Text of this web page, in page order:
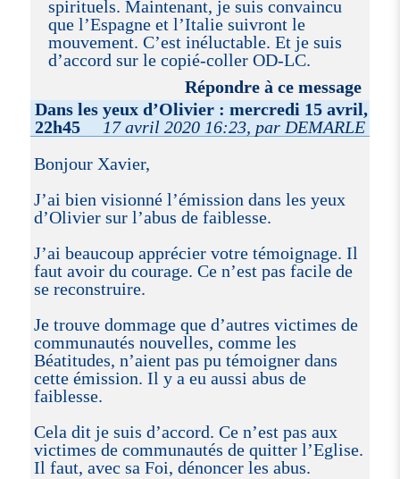
spirituels. Maintenant, je suis convaincu
que l’Espagne et l’Italie suivront le
mouvement. C’est inéluctable. Et je suis
d’accord sur le copié-coller OD-LC.
Répondre à ce message
Dans les yeux d’Olivier : mercredi 15 avril,
22h45
17 avril 2020 16:23, par DEMARLE
Bonjour Xavier,
J’ai bien visionné l’émission dans les yeux
d’Olivier sur l’abus de faiblesse.
J’ai beaucoup apprécier votre témoignage. Il
faut avoir du courage. Ce n’est pas facile de
se reconstruire.
Je trouve dommage que d’autres victimes de
communautés nouvelles, comme les
Béatitudes, n’aient pas pu témoigner dans
cette émission. Il y a eu aussi abus de
faiblesse.
Cela dit je suis d’accord. Ce n’est pas aux
victimes de communautés de quitter l’Eglise.
Il faut, avec sa Foi, dénoncer les abus.